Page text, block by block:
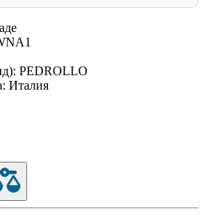
PEDROLLO
Италия